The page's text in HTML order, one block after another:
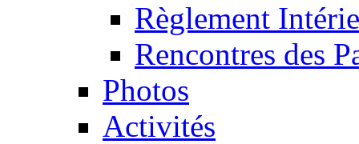
Règlement
Rencontres des
Photos
Activités